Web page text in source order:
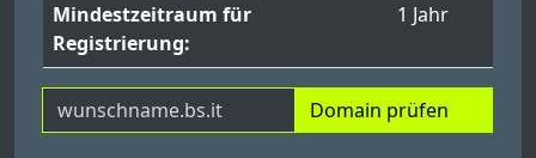
Mindestzeitraum für
Registrierung:
1 Jahr
Domain prüfen